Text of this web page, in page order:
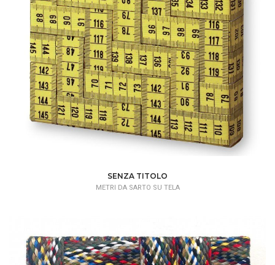
SENZA TITOLO
METRI DA SARTO SU TELA